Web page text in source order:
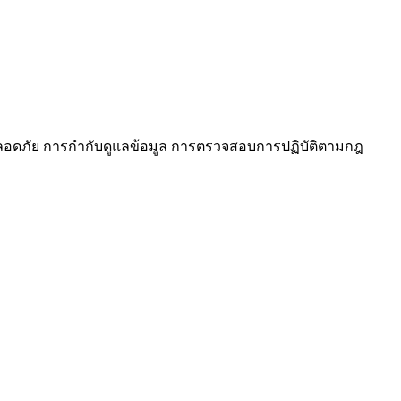
ดภัย การกำกับดูแลข้อมูล การตรวจสอบการปฏิบัติตามกฎ